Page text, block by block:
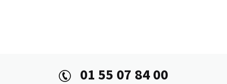
01 55 07 84 00